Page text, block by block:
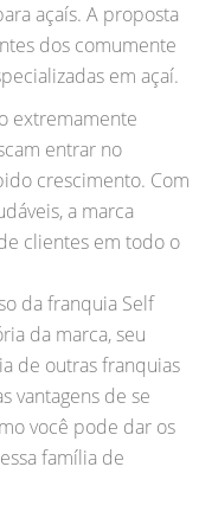
açaís. A proposta
dos comumente
em açaí.
extremamente
entrar no
crescimento. Com
a marca
clientes em todo o
da franquia Self
da marca, seu
de outras franquias
vantagens de se
você pode dar os
família de